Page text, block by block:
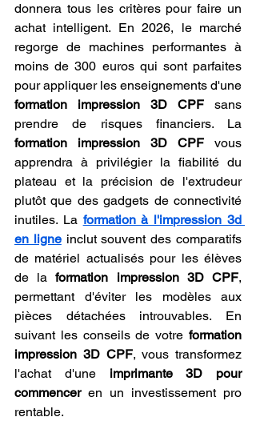
donnera tous les critères pour faire un
achat intelligent. En 2026, le marché
regorge de machines performantes à
moins de 300 euros qui sont parfaites
formation impression 3D CPF sans
formation impression 3D CPF vous
apprendra à privilégier la fiabilité du
plateau et la précision de l'extrudeur
plutôt que des gadgets de connectivité
inutiles. La formation à l'impression 3d
en ligne inclut souvent des comparatifs
de matériel actualisés pour les élèves
de la formation impression 3D CPF,
permettant d'éviter les modèles aux
pièces détachées introuvables. En
suivant les conseils de votre formation
impression 3D CPF, vous transformez
l'achat d'une imprimante 3D pour
commencer en un investissement pro
rentable.